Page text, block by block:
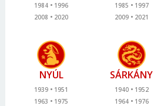
1984
1996
2008
2020
1985
1997
2009
2021
NYÚL
1939
1951
1963
1975
SÁRKÁNY
1940
1952
1964
1976